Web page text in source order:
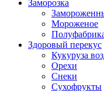
Заморозка
Мороженое
Здоровый перекус
Кукуруза
Орехи
Снеки
Сухофрукты